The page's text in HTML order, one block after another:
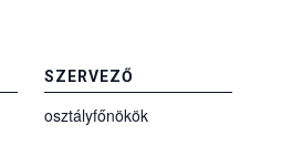
SZERVEZŐ
osztályfőnökök